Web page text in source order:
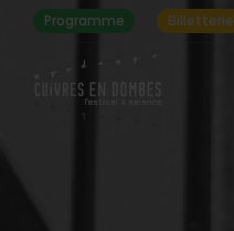
Programme Billetterie